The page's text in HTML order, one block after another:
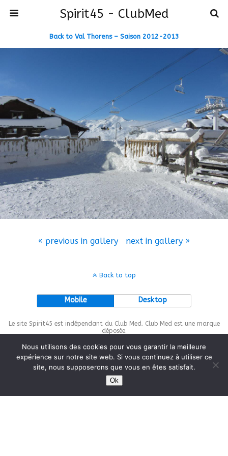
Spirit45 - ClubMed
Back to Val Thorens – Saison 2012-2013
« previous in gallery next in gallery »
Back to top
Mobile Desktop
Le site Spirit45 est indépendant du Club Med. Club Med est une marque
déposée.
This site is protected bywp-copyrightpro.com
Nous utilisons des cookies pour vous garantir la meilleure
expérience sur notre site web. Si vous continuez à utiliser ce
site, nous supposerons que vous en êtes satisfait.
Ok